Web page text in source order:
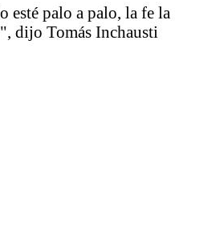
esté palo a palo, la fe la
dijo Tomás Inchausti